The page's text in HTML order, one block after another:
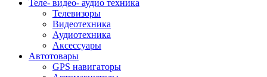
Теле- видео- аудио техника
Телевизоры
Видеотехника
Аудиотехника
Аксессуары
Автотовары
GPS навигаторы